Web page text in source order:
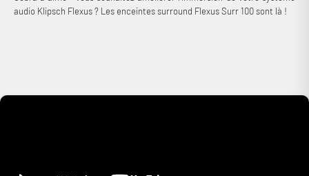
audio Klipsch Flexus ? Les enceintes surround Flexus Surr 100 sont là !